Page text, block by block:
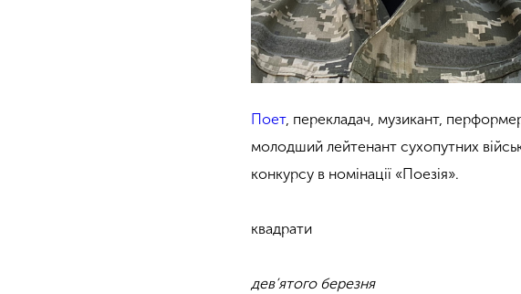
Поет, перекладач, музикант,
молодший лейтенант сухопутних
конкурсу в номінації «Поезія».
квадрати
дев’ятого березня